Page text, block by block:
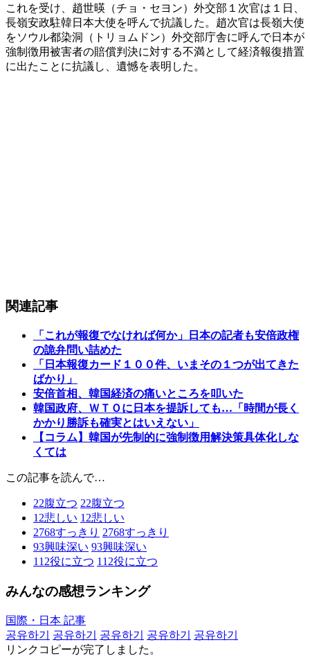
これを受け、趙世暎（チョ・セヨン）外交部１次官は１日、
長嶺安政駐韓日本大使を呼んで抗議した。趙次官は長嶺大使
をソウル都染洞（トリョムドン）外交部庁舎に呼んで日本が
強制徴用被害者の賠償判決に対する不満として経済報復措置
に出たことに抗議し、遺憾を表明した。
関連記事
「これが報復でなければ何か」日本の記者も安倍政権
の詭弁問い詰めた
「日本報復カード１００件、いまその１つが出てきた
ばかり」
安倍首相、韓国経済の痛いところを叩いた
韓国政府、ＷＴＯに日本を提訴しても…「時間が長く
かかり勝訴も確実とはいえない」
【コラム】韓国が先制的に強制徴用解決策具体化しな
くては
この記事を読んで…
22腹立つ 22腹立つ
12悲しい 12悲しい
2768すっきり 2768すっきり
93興味深い 93興味深い
112役に立つ 112役に立つ
みんなの感想ランキング
国際・日本 記事
공유하기
공유하기 공유하기 공유하기
공유하기
リンクコピーが完了しました。